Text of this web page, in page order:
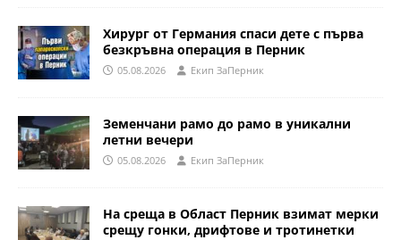
Хирург от Германия спаси дете с първа
безкръвна операция в Перник
05.08.2026 Eкип ЗаПерник
Земенчани рамо до рамо в уникални
летни вечери
05.08.2026 Eкип ЗаПерник
На среща в Област Перник взимат мерки
срещу гонки, дрифтове и тротинетки